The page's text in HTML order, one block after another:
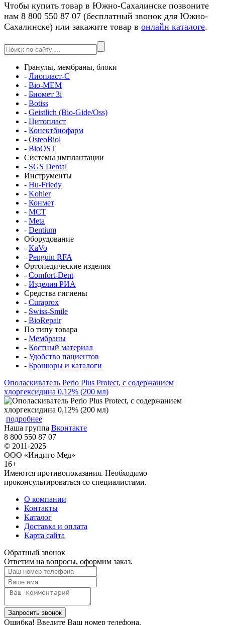
Чтобы купить товар в Южно-Сахалинске позвоните
нам 8 800 550 87 07 (бесплатный звонок для Южно-
Сахалинске) или закажите товар в онлайн каталоге.
Гранулы, мембраны, блоки
- Лиопласт-С
- Bio-MEM
- Биомет 3i
- Botiss
- Geistlich (Bio-Gide/Oss)
- Цитопласт
- Конектбиофарм
- OsteoBiol
- BioOST
Системы имплантации
- SGS Dental
Инструменты
- Hu-Friedy
- Kohler
- Конмет
- MCT
- Meta
- Dentium
Оборудование
- KaVo
- Penguin RFA
Ортопедические изделия
- Comfort-Dent
- Изделия РИА
Средства гигиены
- Curaprox
- Swiss-Smile
- BioRepair
По типу товара
- Мембраны
- Костный материал
- Удобство пациентов
- Брошюры и каталоги
Ополаскиватель Perio Plus Protect, с содержанием
хлоргексидина 0,12% (200 мл)
подробнее
Наша группа Вконтакте
8 800 550 87 07
© 2011-2025
ООО «Индиго Мед»
16+
Имеются противопоказания. Необходимо
проконсультироваться со специалистами.
О компании
Контакты
Каталог
Доставка и оплата
Карта сайта
Обратный звонок
Ответим на вопросы, оформим заказ.
Ошибка! Введите Ваш номер телефона.